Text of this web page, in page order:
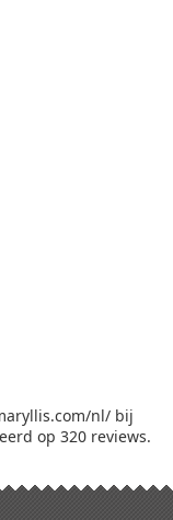
nl/ bij
op 320 reviews.